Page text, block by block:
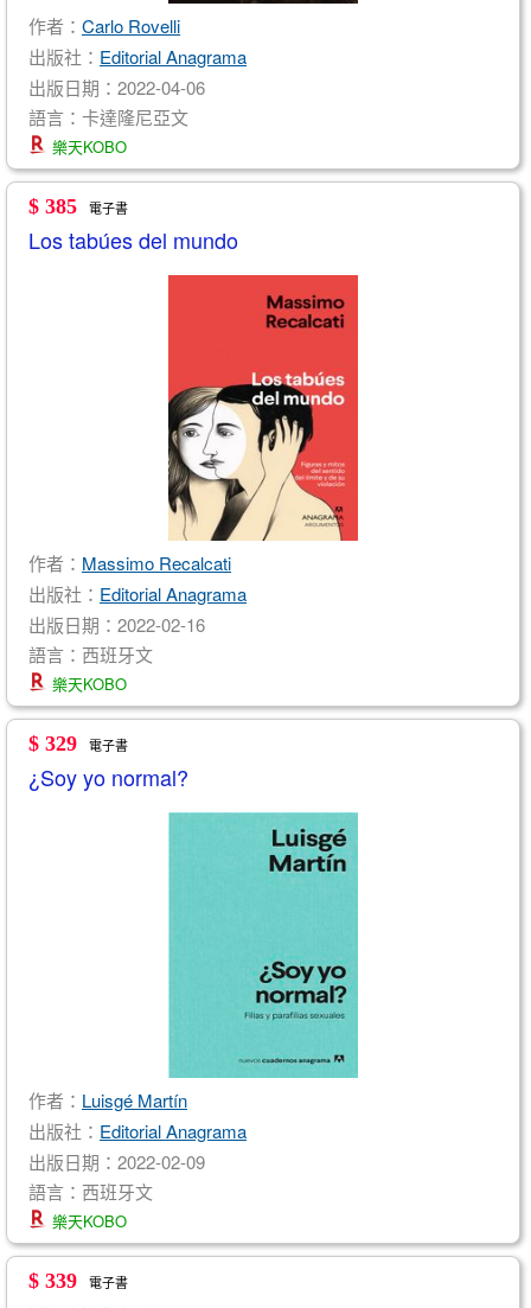
作者： Carlo Rovelli
出版社： Editorial Anagrama
出版日期：2022-04-06
語言：卡達隆尼亞文
樂天KOBO
$ 385 電子書
Los tabúes del mundo
作者： Massimo Recalcati
出版社： Editorial Anagrama
出版日期：2022-02-16
語言：西班牙文
樂天KOBO
$ 329 電子書
¿Soy yo normal?
作者： Luisgé Martín
出版社： Editorial Anagrama
出版日期：2022-02-09
語言：西班牙文
樂天KOBO
$ 339 電子書